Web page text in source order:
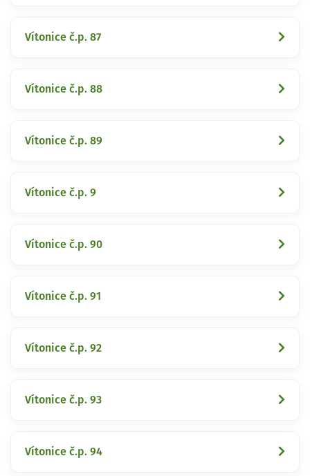
Vítonice č.p. 87
Vítonice č.p. 88
Vítonice č.p. 89
Vítonice č.p. 9
Vítonice č.p. 90
Vítonice č.p. 91
Vítonice č.p. 92
Vítonice č.p. 93
Vítonice č.p. 94